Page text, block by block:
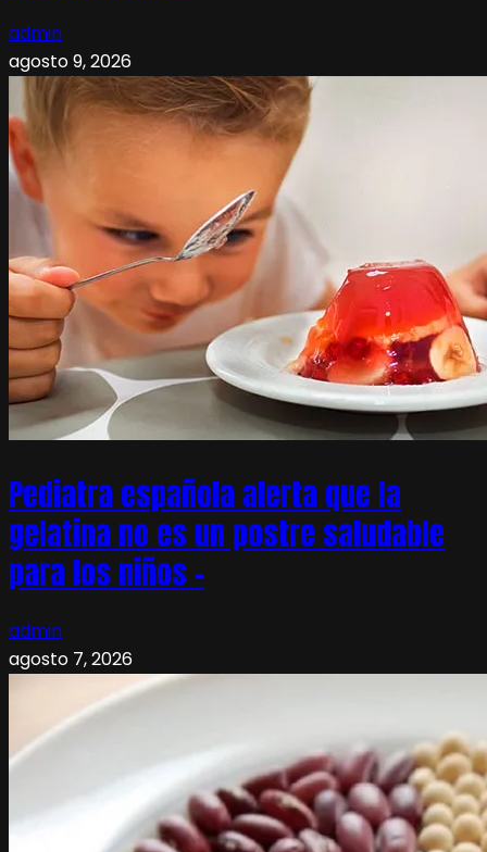
admin
agosto 9, 2026
Pediatra española alerta que la
gelatina no es un postre saludable
para los niños –
admin
agosto 7, 2026